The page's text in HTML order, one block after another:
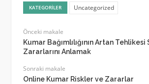
KATEGORILER Uncategorized
Önceki makale
Kumar Bağımlılığının Artan Tehlikesi
Zararlarını Anlamak
Sonraki makale
Online Kumar Riskler ve Zararlar